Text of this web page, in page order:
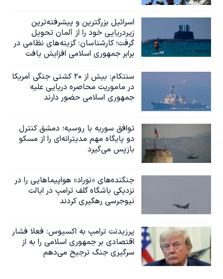
اسرائيل بزرگترین و پیشرفته‌ترین
زیردریایی خود را از آلمان تحویل
گرفت؛ کارشناسان: گزینه‌های نظامی در
برابر جمهوری اسلامی افزایش یافت
سنتکام: بیش از ۲۰ کشتی جنگی آمریکا
در ماموریت محاصره دریایی علیه
جمهوری اسلامی حضور دارند
توافق سوریه با روسیه؛ دمشق کنترل
دو پایگاه مهم مدیترانه‌ای را از مسکو
بازپس می‌گیرد
جنگنده‌های «نوراد» هواپیماهایی را در
نزدیکی باشگاه گلف ترامپ در ایالت
نیوجرسی رهگیری کردند
پرزیدنت ترامپ به اکسیوس: فعلا فشار
اقتصادی بر جمهوری اسلامی را به از
سرگیری جنگ ترجیح می‌دهم